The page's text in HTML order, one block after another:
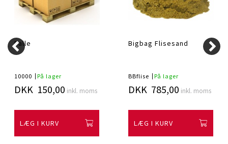
Palle
10000 På lager
DKK 150,00 inkl. moms
LÆG I KURV
Bigbag Flisesand
BBflise På lager
DKK 785,00 inkl. moms
LÆG I KURV